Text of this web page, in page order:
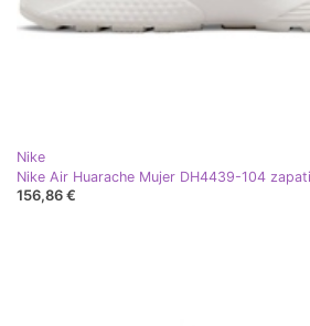
Nike
Nike Air Huarache Mujer DH4439-104
156,86 €